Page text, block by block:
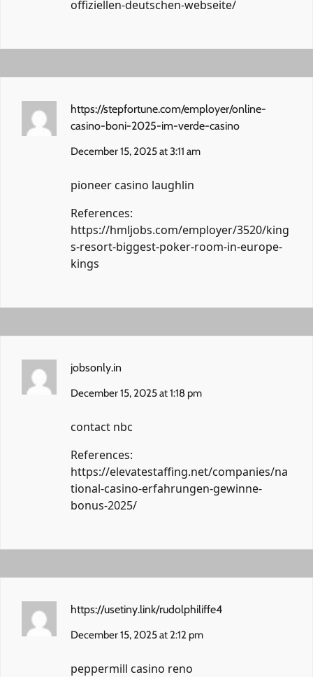
offiziellen-deutschen-webseite/
https://stepfortune.com/employer/online-
casino-boni-2025-im-verde-casino
December 15, 2025 at 3:11 am
pioneer casino laughlin
References:
https://hmljobs.com/employer/3520/king
s-resort-biggest-poker-room-in-europe-
kings
jobsonly.in
December 15, 2025 at 1:18 pm
contact nbc
References:
https://elevatestaffing.net/companies/na
tional-casino-erfahrungen-gewinne-
bonus-2025/
https://usetiny.link/rudolphiliffe4
December 15, 2025 at 2:12 pm
peppermill casino reno